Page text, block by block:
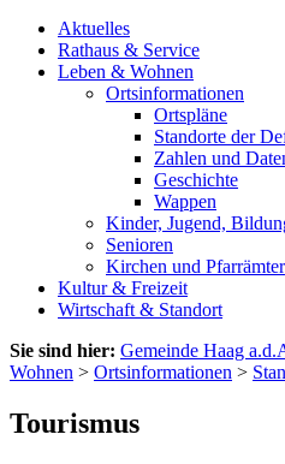
Aktuelles
Rathaus & Service
Leben & Wohnen
Ortsinformationen
Ortspläne
Standorte der
Zahlen und
Geschichte
Wappen
Kinder, Jugend,
Senioren
Kirchen und Pfarrämter
Kultur & Freizeit
Wirtschaft & Standort
Sie sind hier: Gemeinde Haag
Wohnen > Ortsinformationen >
Tourismus